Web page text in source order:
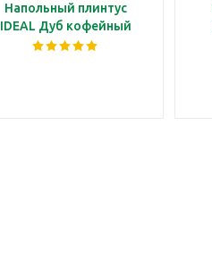
Напольный плинтус
IDEAL Дуб кофейный